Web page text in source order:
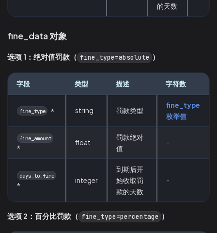
的天数
fine_data 对象
选项 1：绝对值罚款（ fine_type=absolute ）
字段 类型 描述 字符数
fine_type * string 罚款类型
fine_type
枚举值
fine_amount
*
float
罚款绝对
值
-
days_to_fine
*
integer
到期后开
始收取罚
款的天数
-
选项 2：百分比罚款（ fine_type=percentage ）